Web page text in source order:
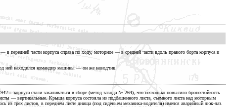
— в передней части корпуса справа по ходу, моторное —в средней части вдоль правого борта корпуса и
ней находился командир машины —он же наводчик.
г. корпуса стали закаливаться в сборе (метод завода № 264), что несколько повысило бронестойкость
— вертикальные. Крыша корпуса состояла из подбашенного листа, съемного листа над моторным
из трех листов, в переднем листе днища (под сиденьем механика-водителя) имелся аварийный люк-лаз.